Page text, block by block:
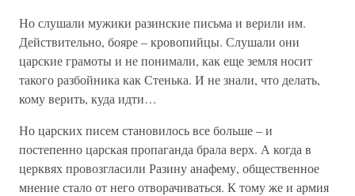
Но слушали мужики разинские письма и верили им.
Действительно, бояре – кровопийцы. Слушали они
царские грамоты и не понимали, как еще земля носит
такого разбойника как Стенька. И не знали, что делать,
кому верить, куда идти…
Но царских писем становилось все больше – и
постепенно царская пропаганда брала верх. А когда в
церквях провозгласили Разину анафему, общественное
мнение стало от него отворачиваться. К тому же и армия